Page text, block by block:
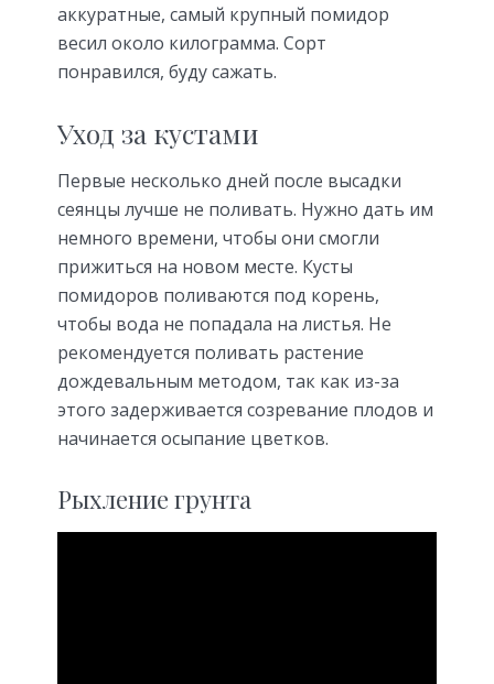
аккуратные, самый крупный помидор
весил около килограмма. Сорт
понравился, буду сажать.
Уход за кустами
Первые несколько дней после высадки
сеянцы лучше не поливать. Нужно дать им
немного времени, чтобы они смогли
прижиться на новом месте. Кусты
помидоров поливаются под корень,
чтобы вода не попадала на листья. Не
рекомендуется поливать растение
дождевальным методом, так как из-за
этого задерживается созревание плодов и
начинается осыпание цветков.
Рыхление грунта